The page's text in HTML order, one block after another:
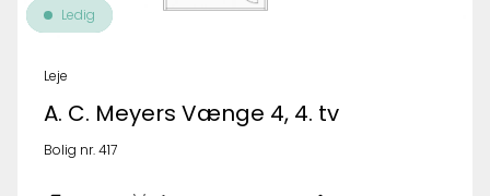
Ledig
Leje
A. C. Meyers Vænge 4, 4. tv
Bolig nr. 417